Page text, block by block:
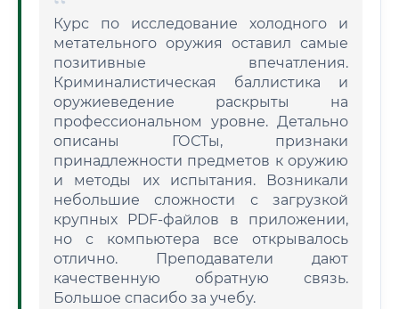
Курс по исследование холодного и
метательного оружия оставил самые
позитивные впечатления.
Криминалистическая баллистика и
оружиеведение раскрыты на
профессиональном уровне. Детально
описаны ГОСТы, признаки
принадлежности предметов к оружию
и методы их испытания. Возникали
небольшие сложности с загрузкой
крупных PDF-файлов в приложении,
но с компьютера все открывалось
отлично. Преподаватели дают
качественную обратную связь.
Большое спасибо за учебу.